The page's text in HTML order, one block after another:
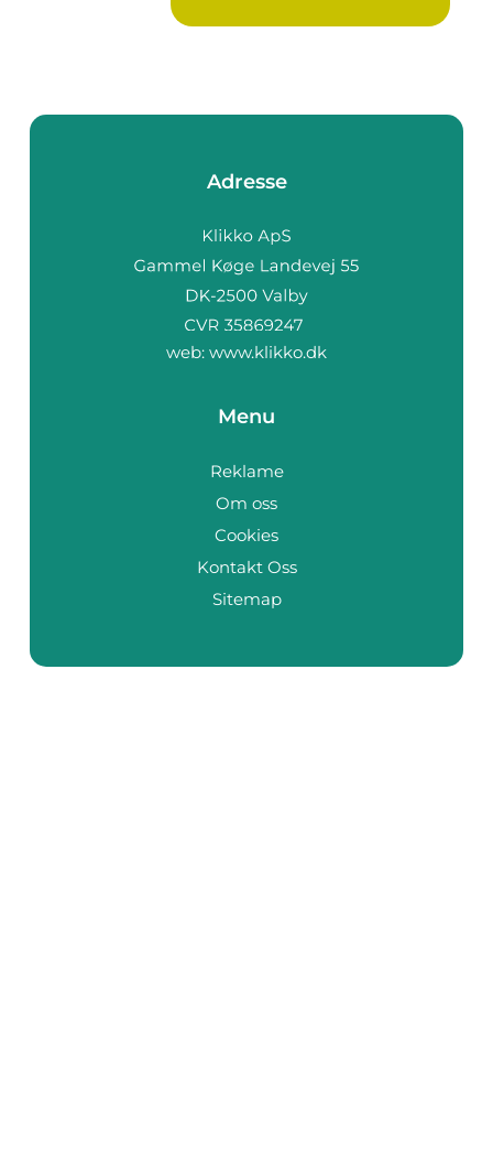
Adresse
web: www.klikko.dk
Menu
Reklame
Om oss
Cookies
Kontakt Oss
Sitemap